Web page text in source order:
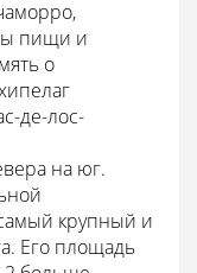
пищи и
о
де-лос-
на юг.
крупный и
Его площадь